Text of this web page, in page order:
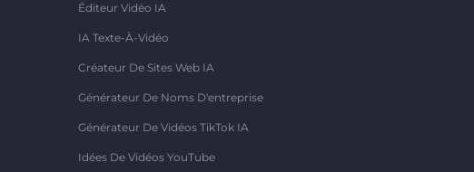
Éditeur Vidéo IA
IA Texte-À-Vidéo
Créateur De Sites Web IA
Générateur De Noms D'entreprise
Générateur De Vidéos TikTok IA
Idées De Vidéos YouTube